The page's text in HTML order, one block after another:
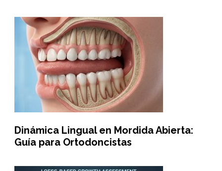
Dinámica Lingual en Mordida Abierta:
Guía para Ortodoncistas